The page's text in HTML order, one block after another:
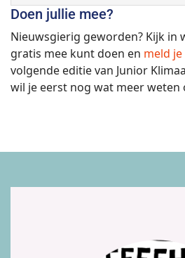
Doen jullie mee?
Nieuwsgierig geworden? Kijk in
gratis mee kunt doen en meld
volgende editie van Junior
wil je eerst nog wat meer weten